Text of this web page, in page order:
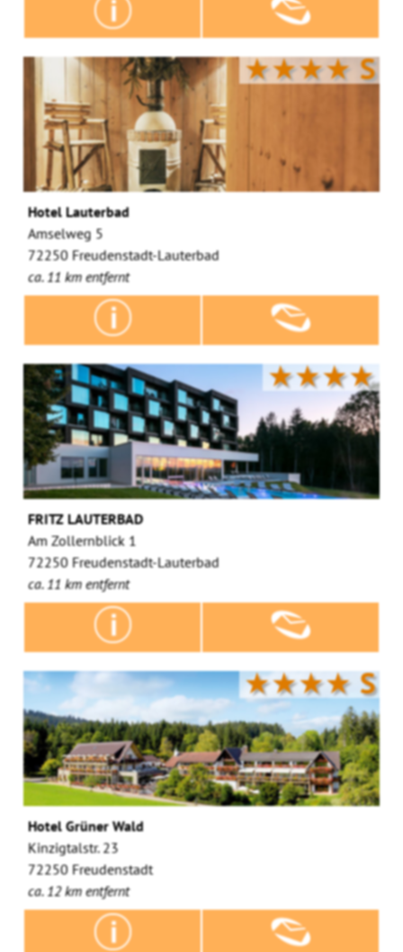
★★★★S
Hotel Lauterbad
Amselweg 5
72250 Freudenstadt-Lauterbad
ca. 11 km entfernt
★★★★
FRITZ LAUTERBAD
Am Zollernblick 1
72250 Freudenstadt-Lauterbad
ca. 11 km entfernt
★★★★S
Hotel Grüner Wald
Kinzigtalstr. 23
72250 Freudenstadt
ca. 12 km entfernt